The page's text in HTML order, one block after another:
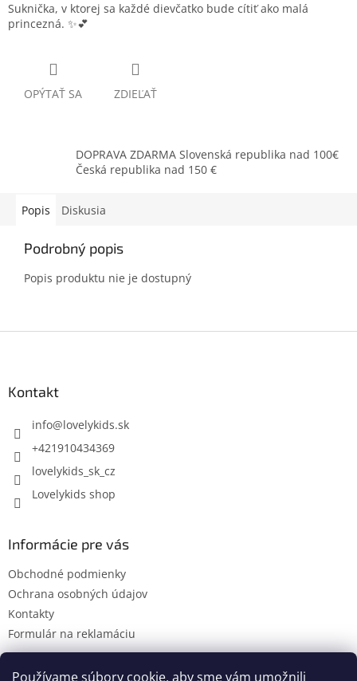
Používame súbory cookie, aby sme vám umožnili
Suknička, v ktorej sa každé dievčatko bude cítiť ako malá
princezná. ✨💕
OPÝTAŤ SA ZDIEĽAŤ
DOPRAVA ZDARMA Slovenská republika nad 100€
Česká republika nad 150 €
Popis Diskusia
Podrobný popis
Popis produktu nie je dostupný
Kontakt
info@lovelykids.sk
+421910434369
lovelykids_sk_cz
Lovelykids shop
Informácie pre vás
Obchodné podmienky
Ochrana osobných údajov
Kontakty
Formulár na reklamáciu